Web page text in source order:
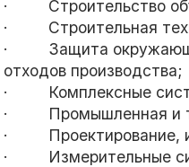
· Строительство
· Строительная
· Защита окружающей
отходов производства;
· Комплексные
· Промышленная и
· Проектирование,
· Измерительные